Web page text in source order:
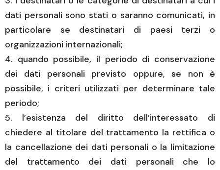
dati personali sono stati o saranno comunicati, in
particolare se destinatari di paesi terzi o
organizzazioni internazionali;
quando possibile, il periodo di conservazione
dei dati personali previsto oppure, se non è
possibile, i criteri utilizzati per determinare tale
periodo;
l’esistenza del diritto dell’interessato di
chiedere al titolare del trattamento la rettifica o
la cancellazione dei dati personali o la limitazione
del trattamento dei dati personali che lo